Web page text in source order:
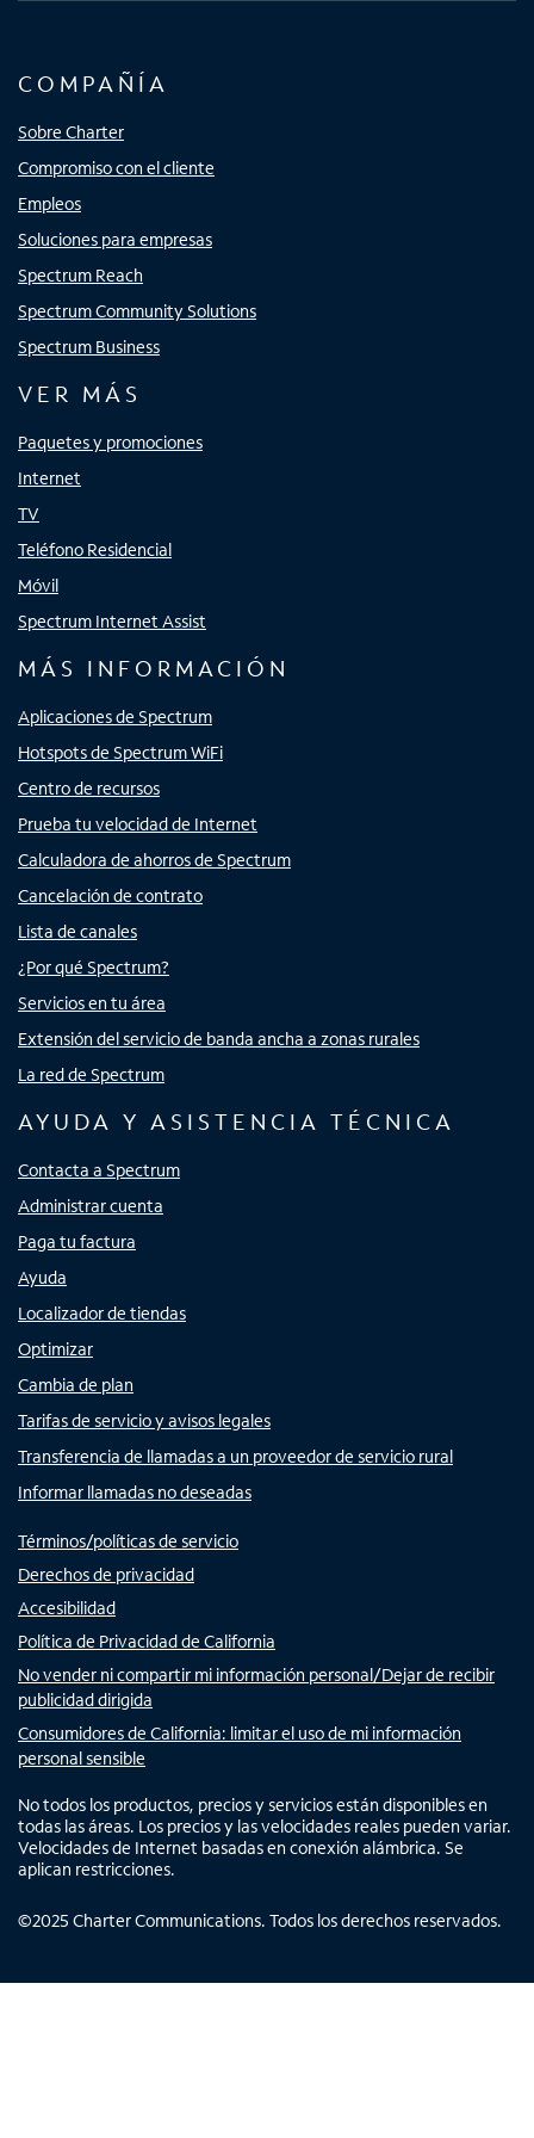
COMPAÑÍA
Sobre Charter
Compromiso con el cliente
Empleos
Soluciones para empresas
Spectrum Reach
Spectrum Community Solutions
Spectrum Business
VER MÁS
Paquetes y promociones
Internet
TV
Teléfono Residencial
Móvil
Spectrum Internet Assist
MÁS INFORMACIÓN
Aplicaciones de Spectrum
Hotspots de Spectrum WiFi
Centro de recursos
Prueba tu velocidad de Internet
Calculadora de ahorros de Spectrum
Cancelación de contrato
Lista de canales
¿Por qué Spectrum?
Servicios en tu área
Extensión del servicio de banda ancha a zonas rurales
La red de Spectrum
AYUDA Y ASISTENCIA TÉCNICA
Contacta a Spectrum
Administrar cuenta
Paga tu factura
Ayuda
Localizador de tiendas
Optimizar
Cambia de plan
Tarifas de servicio y avisos legales
Transferencia de llamadas a un proveedor de servicio rural
Informar llamadas no deseadas
Términos/políticas de servicio
Derechos de privacidad
Accesibilidad
Política de Privacidad de California
No vender ni compartir mi información personal/Dejar de recibir
publicidad dirigida
Consumidores de California: limitar el uso de mi información
personal sensible
No todos los productos, precios y servicios están disponibles en
todas las áreas. Los precios y las velocidades reales pueden variar.
Velocidades de Internet basadas en conexión alámbrica. Se
aplican restricciones.
©2025 Charter Communications. Todos los derechos reservados.